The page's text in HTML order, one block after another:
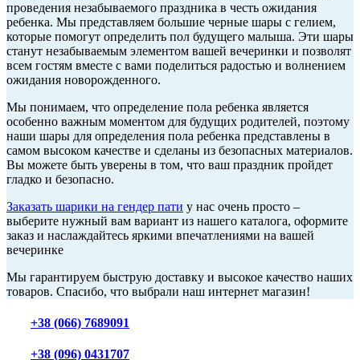
проведения незабываемого праздника в честь ожидания
ребенка. Мы представляем большие черные шары с гелием,
которые помогут определить пол будущего малыша. Эти шары
станут незабываемым элементом вашей вечеринки и позволят
всем гостям вместе с вами поделиться радостью и волнением
ожидания новорожденного.
Мы понимаем, что определение пола ребенка является
особенно важным моментом для будущих родителей, поэтому
наши шары для определения пола ребенка представлены в
самом высоком качестве и сделаны из безопасных материалов.
Вы можете быть уверены в том, что ваш праздник пройдет
гладко и безопасно.
Заказать шарики на гендер пати у нас очень просто –
выберите нужный вам вариант из нашего каталога, оформите
заказ и наслаждайтесь яркими впечатлениями на вашей
вечеринке
Мы гарантируем быструю доставку и высокое качество наших
товаров. Спасибо, что выбрали наш интернет магазин!
+38 (066) 7689091
+38 (096) 0431707